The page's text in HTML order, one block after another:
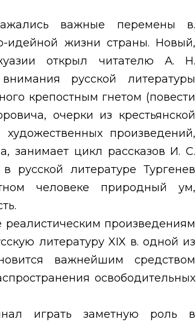
важные перемены в.
идейной жизни страны. Новый,
открыл читателю А. Н.
русской литературы
крепостным гнетом (повести
очерки из крестьянской
произведений,
занимает цикл рассказов И. С.
русской литературе Тургенев
человеке природный ум,
произведениям
литературу XIX в. одной из
важнейшим средством
освободительных
играть заметную роль в